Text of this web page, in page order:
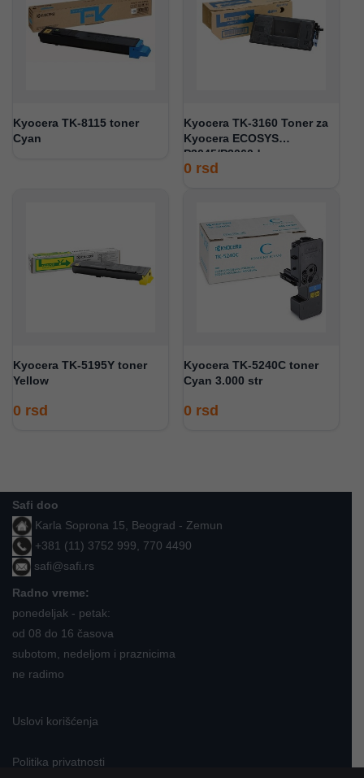
Kyocera TK-8115 toner
Cyan
Kyocera TK-3160 Toner za
Kyocera ECOSYS
P3045/P3060dn
0 rsd
Kyocera TK-5195Y toner
Yellow
0 rsd
Kyocera TK-5240C toner
Cyan 3.000 str
0 rsd
Safi doo
Karla Soprona 15, Beograd - Zemun
+381 (11) 3752 999, 770 4490
safi@safi.rs
Radno vreme:
ponedeljak - petak:
od 08 do 16 časova
subotom, nedeljom i praznicima
ne radimo
Uslovi korišćenja
Politika privatnosti